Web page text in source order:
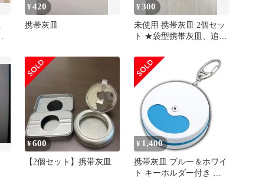
¥420
携帯灰皿
¥300
未使用 携帯灰皿 2個セッ
ト ★袋型携帯灰皿、追加
¥600
【2個セット】携帯灰皿
¥ 1,400
携帯灰皿 ブルー＆ホワイ
ト キーホルダー付き お